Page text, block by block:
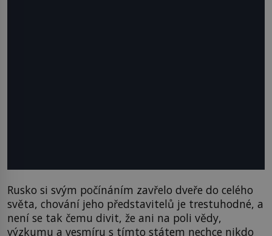
Rusko si svým počínáním zavřelo dveře do celého
světa, chování jeho představitelů je trestuhodné, a
není se tak čemu divit, že ani na poli vědy,
výzkumu a vesmíru s tímto státem nechce nikdo